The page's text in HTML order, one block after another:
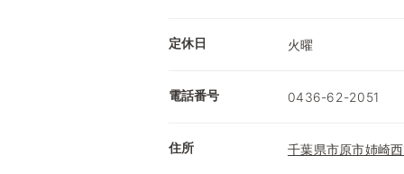
定休日 火曜
電話番号 0436-62-2051
住所 千葉県市原市姉崎